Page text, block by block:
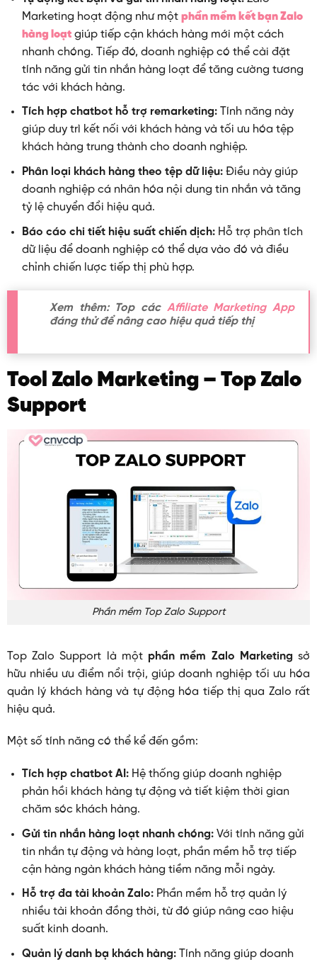
Marketing hoạt động như một phần mềm kết bạn Zalo
hàng loạtgiúp tiếp cận khách hàng mới một cách
nhanh chóng. Tiếp đó, doanh nghiệp có thể cài đặt
tính năng gửi tin nhắn hàng loạt để tăng cường tương
tác với khách hàng.
Tích hợp chatbot hỗ trợ remarketing:Tính năng này
giúp duy trì kết nối với khách hàng và tối ưu hóa tệp
khách hàng trung thành cho doanh nghiệp.
Phân loại khách hàng theo tệp dữ liệu:Điều này giúp
doanh nghiệp cá nhân hóa nội dung tin nhắn và tăng
tỷ lệ chuyển đổi hiệu quả.
Báo cáo chi tiết hiệu suất chiến dịch:Hỗ trợ phân tích
dữ liệu để doanh nghiệp có thể dựa vào đó và điều
chỉnh chiến lược tiếp thị phù hợp.
Xem thêm: Top các Affiliate Marketing App
đáng thử để nâng cao hiệu quả tiếp thị
Tool Zalo Marketing – Top Zalo
Support
Phần mềm Top Zalo Support
Top Zalo Support là một phần mềm Zalo Marketing sở
hữu nhiều ưu điểm nổi trội, giúp doanh nghiệp tối ưu hóa
quản lý khách hàng và tự động hóa tiếp thị qua Zalo rất
hiệu quả.
Một số tính năng có thể kể đến gồm:
Tích hợp chatbot AI:Hệ thống giúp doanh nghiệp
phản hồi khách hàng tự động và tiết kiệm thời gian
chăm sóc khách hàng.
Gửi tin nhắn hàng loạt nhanh chóng:Với tính năng gửi
tin nhắn tự động và hàng loạt, phần mềm hỗ trợ tiếp
cận hàng ngàn khách hàng tiềm năng mỗi ngày.
Hỗ trợ đa tài khoản Zalo:Phần mềm hỗ trợ quản lý
nhiều tài khoản đồng thời, từ đó giúp nâng cao hiệu
suất kinh doanh.
Quản lý danh bạ khách hàng:Tính năng giúp doanh